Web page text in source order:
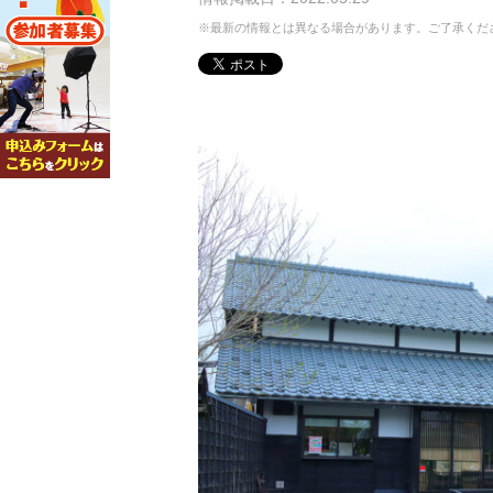
※最新の情報とは異なる場合があります。ご了承くだ